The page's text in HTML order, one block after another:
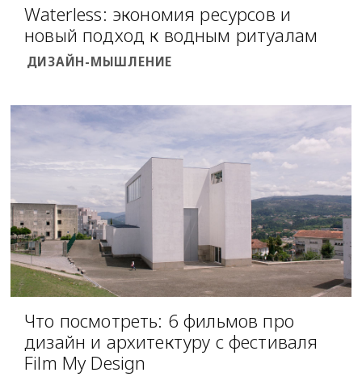
Waterless: экономия ресурсов и
новый подход к водным ритуалам
ДИЗАЙН-МЫШЛЕНИЕ
Что посмотреть: 6 фильмов про
дизайн и архитектуру с фестиваля
Film My Design